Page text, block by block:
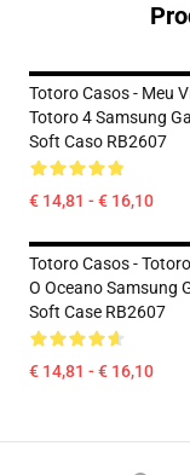
Totoro Casos - Meu
Totoro 4 Samsung
Soft Caso RB2607
€ 14,81 - € 16,10
Totoro Casos -
O Oceano Samsung
Soft Case RB2607
€ 14,81 - € 16,10